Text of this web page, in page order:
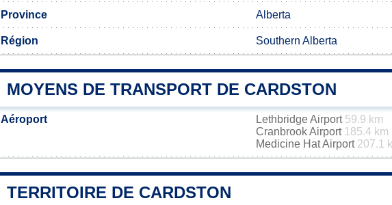
Province Alberta
Région Southern Alberta
MOYENS DE TRANSPORT DE CARDSTON
Aéroport Lethbridge Airport 59.9 km
Cranbrook Airport 185.4 km
Medicine Hat Airport 207.1
TERRITOIRE DE CARDSTON